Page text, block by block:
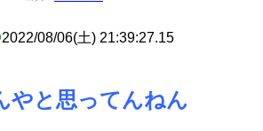
2022/08/06(土) 21:39:27.15
やと思ってんねん